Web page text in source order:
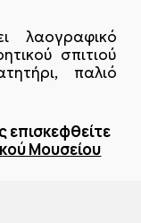
λαογραφικό
σπιτιού
παλιό
επισκεφθείτε
Μουσείου